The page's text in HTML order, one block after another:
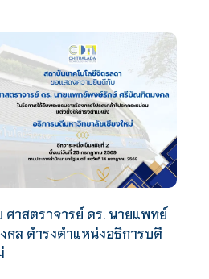
าสตราจารย์ ดร. นายแพทย์
ล ดำรงตำแหน่งอธิการบดี